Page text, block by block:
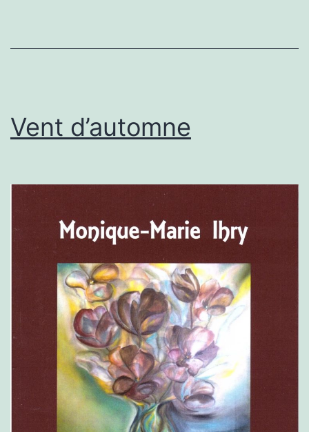
Vent d’automne